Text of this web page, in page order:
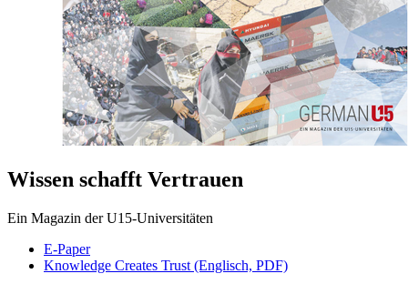
Wissen schafft Vertrauen
Ein Magazin der U15-Universitäten
E-Paper
Knowledge Creates Trust (Englisch, PDF)